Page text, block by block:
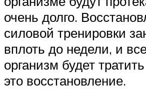
очень долго.
силовой тренировки
вплоть до недели, и
организм будет
это восстановление.